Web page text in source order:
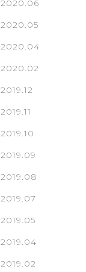
2020.06
2020.05
2020.04
2020.02
2019.12
2019.11
2019.10
2019.09
2019.08
2019.07
2019.05
2019.04
2019.02